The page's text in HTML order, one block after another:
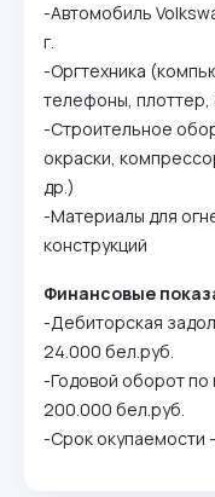
-Автомобиль
г.
-Оргтехника
телефоны,
-Строительное
окраски,
др.)
-Материалы для
конструкций
Финансовые
-Дебиторская
24.000 бел.руб.
-Годовой оборот
200.000 бел.руб.
-Срок окупаемости